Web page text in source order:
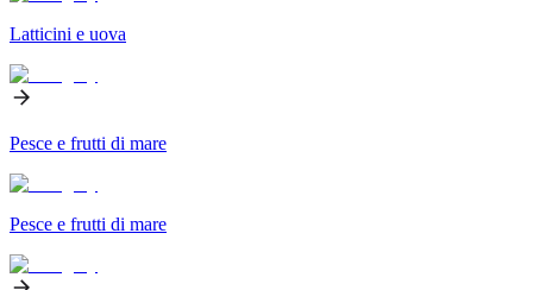
Latticini e uova
Pesce e frutti di mare
Pesce e frutti di mare